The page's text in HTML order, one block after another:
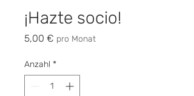
¡Hazte socio!
5,00 € Preis
pro Monat
Anzahl *